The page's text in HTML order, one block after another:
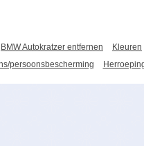
BMW Autokratzer entfernen
Kleuren
persoonsbescherming